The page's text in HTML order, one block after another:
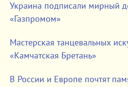
Украина подписали мирный
«Газпромом»
Мастерская танцевальных
«Камчатская Бретань»
В России и Европе почтят